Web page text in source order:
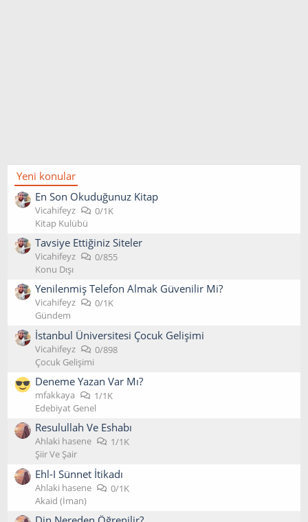
Yeni konular
En Son Okuduğunuz Kitap
Vicahifeyz
0/1K
Kitap Kulübü
Tavsiye Ettiğiniz Siteler
Vicahifeyz
0/855
Konu Dışı
Yenilenmiş Telefon Almak Güvenilir Mi?
Vicahifeyz
0/1K
Gündem
İstanbul Üniversitesi Çocuk Gelişimi
Vicahifeyz
0/898
Çocuk Gelişimi
Deneme Yazan Var Mı?
mfakkaya
1/1K
Edebiyat Genel
Resulullah Ve Eshabı
Ahlaki hasene
1/1K
Şiir Ve Şair
Ehl-I Sünnet İtikadı
Ahlaki hasene
0/1K
Akaid (İman)